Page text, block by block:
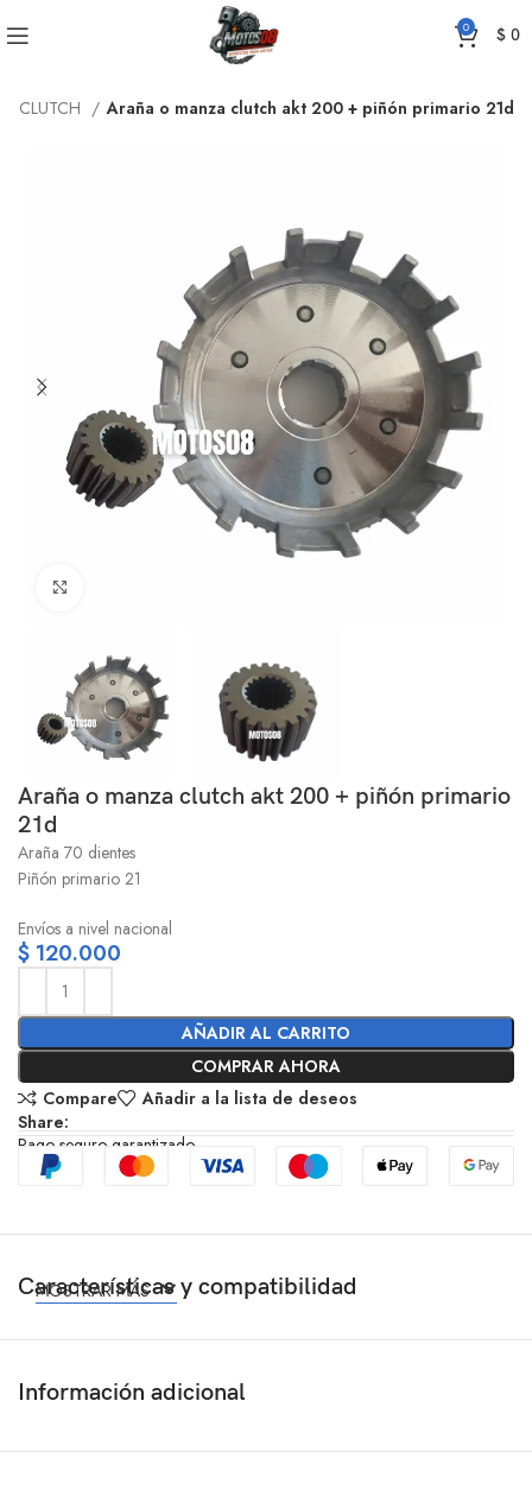
0 $0
CLUTCH Araña o manza clutch akt 200 + piñón primario 21d
Araña o manza clutch akt 200 + piñón primario
21d
Araña 70 dientes
Piñón primario 21
Envíos a nivel nacional
$ 120.000
AÑADIR AL CARRITO
COMPRAR AHORA
Compare
Añadir a la lista de deseos
Share:
Pago seguro garantizado
Características y compatibilidad
MOSTRAR MÁS
Información adicional